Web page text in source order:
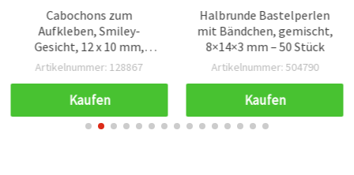
Cabochons zum
Aufkleben, Smiley-
Gesicht, 12 x 10 mm,
Farben gemischt –
Artikelnummer: 128867
Kaufen
Halbrunde Bastelperlen
mit Bändchen, gemischt,
8×14×3 mm – 50 Stück
Artikelnummer: 504790
Kaufen